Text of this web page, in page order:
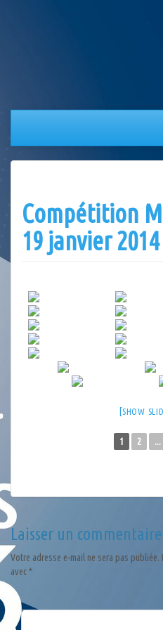
Compétition
19 janvier 2014
[SHOW
1 2 ...
Laisser un commentaire
Votre adresse e-mail ne sera pas publiée.
avec*